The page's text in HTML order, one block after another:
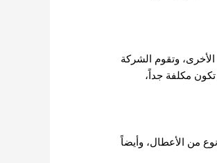
وتقوم الشركة
مكلفة جداً،
من الأعطال، وأيضاً